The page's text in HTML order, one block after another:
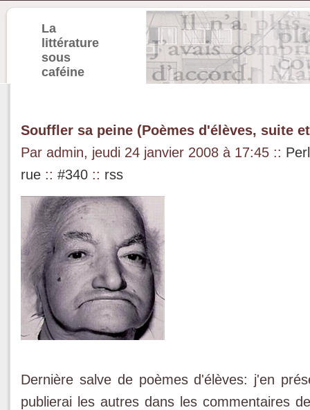
La
littérature
sous
caféine
Souffler sa peine (Poèmes d'élèves, suite
Par admin, jeudi 24 janvier 2008 à 17:45 ::
rue :: #340 :: rss
Dernière salve de poèmes d'élèves: j'en
publierai les autres dans les commentaires